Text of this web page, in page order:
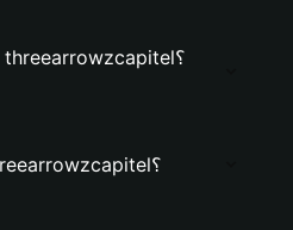
ما هي أفضل محفظة threearrowzcapitel؟